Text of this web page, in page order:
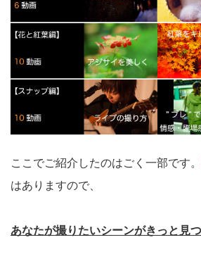
ここでご紹介したのはごく一部です。
はありますので、
あなたが撮りたいシーンがきっと見